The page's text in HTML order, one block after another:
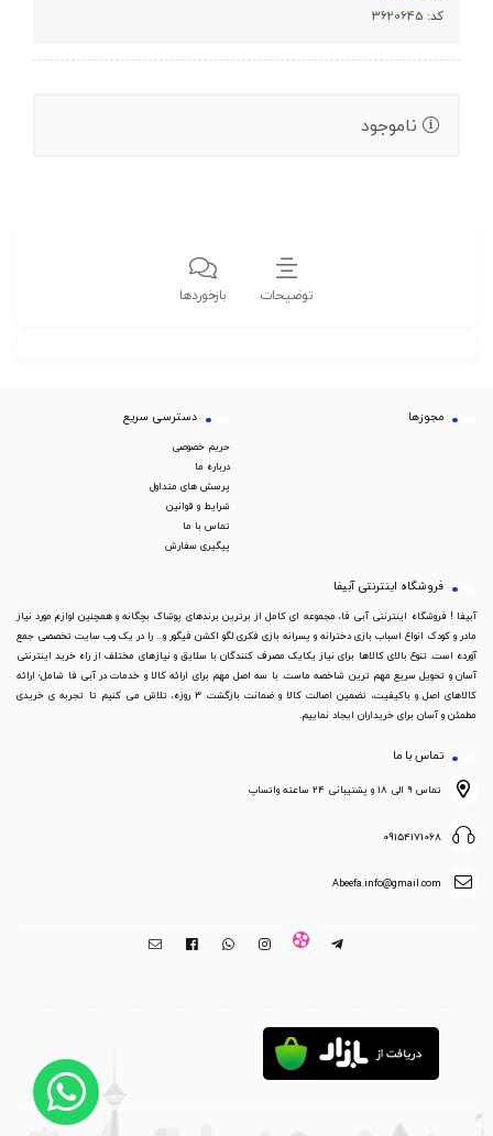
کد: 3620645
ناموجود
توضیحات بازخوردها
مجوزها دسترسی سریع
حریم خصوصی
درباره ما
پرسش های متداول
شرایط و قوانین
تماس با ما
پیگیری سفارش
فروشگاه اینترنتی آبیفا
آبیفا ! فروشگاه اینترنتی آبی فا، مجموعه ای کامل از برترین برندهای پوشاک بچگانه و همچنین لوازم مورد نیاز
مادر و کودک انواع اسباب بازی دخترانه و پسرانه بازی فکری لگو اکشن فیگور و... را در یک وب سایت تخصصی جمع
آورده است. تنوع بالای کالاها برای نیاز یکایک مصرف کنندگان با سلایق و نیازهای مختلف از راه خرید اینترنتی
آسان و تحویل سریع مهم ترین شاخصه ماست. با سه اصل مهم برای ارائه کالا و خدمات در آبی فا شامل؛ ارائه
کالاهای اصل و باکیفیت، تضمین اصالت کالا و ضمانت بازگشت 3 روزه، تلاش می کنیم تا تجربه ی خریدی
مطمئن و آسان برای خریداران ایجاد نماییم.
تماس با ما
تماس ۹ الی ۱۸ و پشتیبانی ۲۴ ساعته واتساپ
09154171068
Abeefa.info@gmail.com